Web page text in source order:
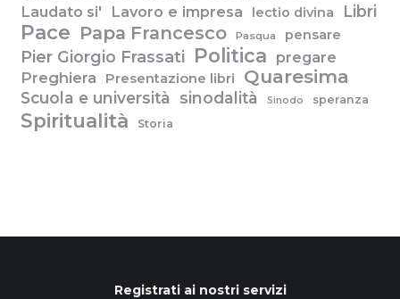
Laudato si' Lavoro e impresa lectio divina Libri
Pace Papa Francesco Pasqua pensare
Pier Giorgio Frassati Politica pregare
Preghiera
Presentazione libri Quaresima
Scuola e università sinodalità Sinodo speranza
Spiritualità Storia
Registrati ai nostri servizi